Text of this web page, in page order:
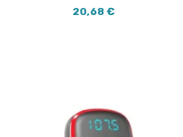
20,68 €